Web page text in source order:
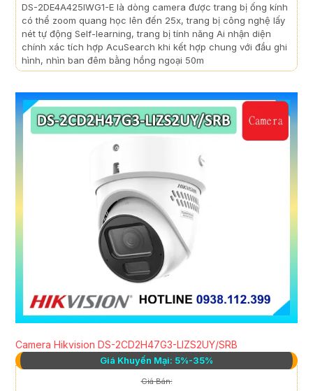
DS-2DE4A425IWG1-E là dòng camera được trang bị ống kính
có thể zoom quang học lên đến 25x, trang bị công nghệ lấy
nét tự động Self-learning, trang bị tính năng Ai nhận diện
chính xác tích hợp AcuSearch khi kết hợp chung với đầu ghi
hình, nhìn ban đêm bằng hồng ngoại 50m
Camera Hikvision DS-2CD2H47G3-LIZS2UY/SRB
Giá Khuyến Mại: 5%-35%
Giá Bán: